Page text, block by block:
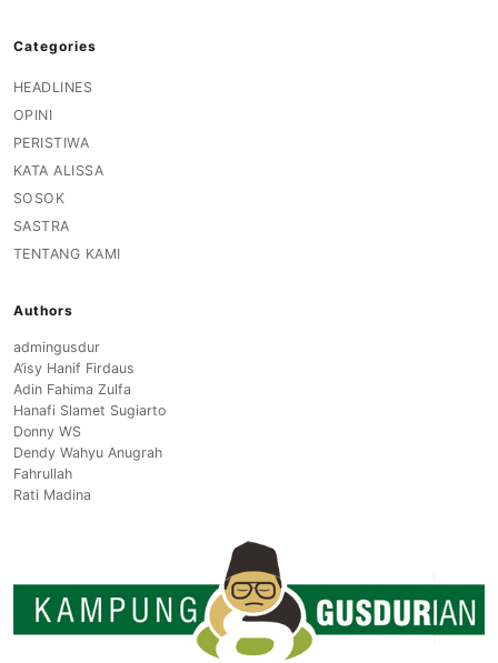
Categories
HEADLINES
OPINI
PERISTIWA
KATA ALISSA
SOSOK
SASTRA
TENTANG KAMI
Authors
admingusdur
A’isy Hanif Firdaus
Adin Fahima Zulfa
Hanafi Slamet Sugiarto
Donny WS
Dendy Wahyu Anugrah
Fahrullah
Rati Madina